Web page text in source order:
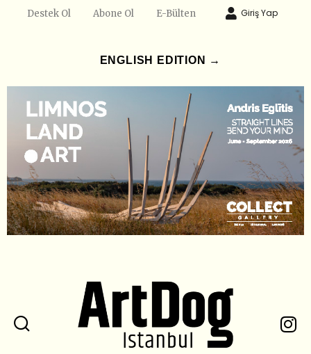
Destek Ol Abone Ol E-Bülten Giriş Yap
ENGLISH EDITION →